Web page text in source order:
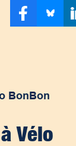
BonBon
Vélo